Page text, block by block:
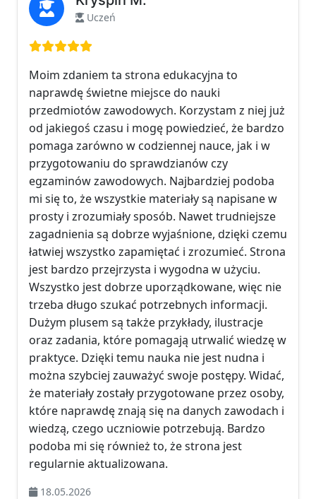
Uczeń
Ocena: 5 na 5
Moim zdaniem ta strona edukacyjna to
naprawdę świetne miejsce do nauki
przedmiotów zawodowych. Korzystam z niej już
od jakiegoś czasu i mogę powiedzieć, że bardzo
pomaga zarówno w codziennej nauce, jak i w
przygotowaniu do sprawdzianów czy
egzaminów zawodowych. Najbardziej podoba
mi się to, że wszystkie materiały są napisane w
prosty i zrozumiały sposób. Nawet trudniejsze
zagadnienia są dobrze wyjaśnione, dzięki czemu
łatwiej wszystko zapamiętać i zrozumieć. Strona
jest bardzo przejrzysta i wygodna w użyciu.
Wszystko jest dobrze uporządkowane, więc nie
trzeba długo szukać potrzebnych informacji.
Dużym plusem są także przykłady, ilustracje
oraz zadania, które pomagają utrwalić wiedzę w
praktyce. Dzięki temu nauka nie jest nudna i
można szybciej zauważyć swoje postępy. Widać,
że materiały zostały przygotowane przez osoby,
które naprawdę znają się na danych zawodach i
wiedzą, czego uczniowie potrzebują. Bardzo
podoba mi się również to, że strona jest
regularnie aktualizowana.
18.05.2026